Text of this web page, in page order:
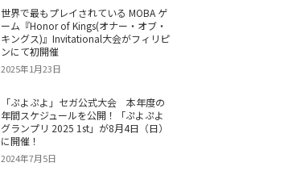
世界で最もプレイされている MOBA ゲ
ーム『Honor of Kings(オナー・オブ・
キングス)』Invitational大会がフィリピ
ンにて初開催
2025年1月23日
「ぷよぷよ」セガ公式大会 本年度の
年間スケジュールを公開！「ぷよぷよ
グランプリ 2025 1st」が8月4日（日）
に開催！
2024年7月5日